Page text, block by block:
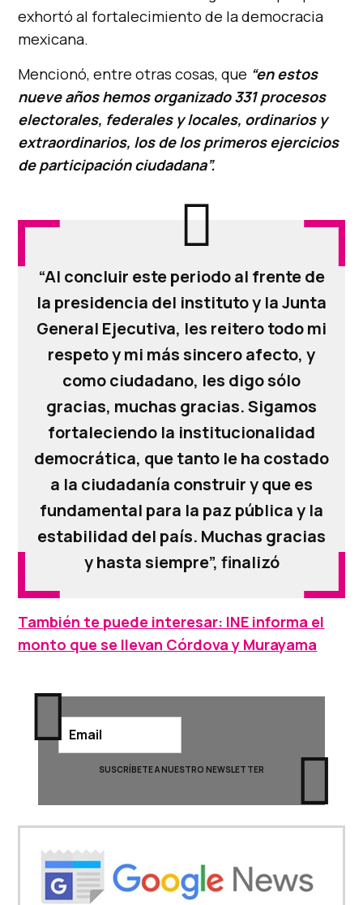
exhortó al fortalecimiento de la democracia
mexicana.
Mencionó, entre otras cosas, que “en estos
nueve años hemos organizado 331 procesos
electorales, federales y locales, ordinarios y
extraordinarios, los de los primeros ejercicios
de participación ciudadana”.
“Al concluir este periodo al frente de
la presidencia del instituto y la Junta
General Ejecutiva, les reitero todo mi
respeto y mi más sincero afecto, y
como ciudadano, les digo sólo
gracias, muchas gracias. Sigamos
fortaleciendo la institucionalidad
democrática, que tanto le ha costado
a la ciudadanía construir y que es
fundamental para la paz pública y la
estabilidad del país. Muchas gracias
y hasta siempre”, finalizó
También te puede interesar: INE informa el
monto que se llevan Córdova y Murayama